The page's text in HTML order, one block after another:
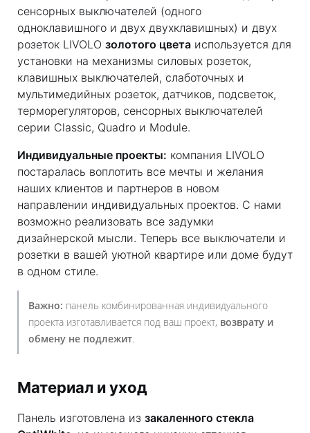
сенсорных выключателей (одного
одноклавишного и двух двухклавишных) и двух
розеток LIVOLO золотого цвета используется для
установки на механизмы силовых розеток,
клавишных выключателей, слаботочных и
мультимедийных розеток, датчиков, подсветок,
терморегуляторов, сенсорных выключателей
серии Classic, Quadro и Module.
Индивидуальные проекты: компания LIVOLO
постаралась воплотить все мечты и желания
наших клиентов и партнеров в новом
направлении индивидуальных проектов. С нами
возможно реализовать все задумки
дизайнерской мысли. Теперь все выключатели и
розетки в вашей уютной квартире или доме будут
в одном стиле.
Важно: панель комбинированная индивидуального
проекта изготавливается под ваш проект, возврату и
обмену не подлежит.
Материал и уход
Панель изготовлена из закаленного стекла